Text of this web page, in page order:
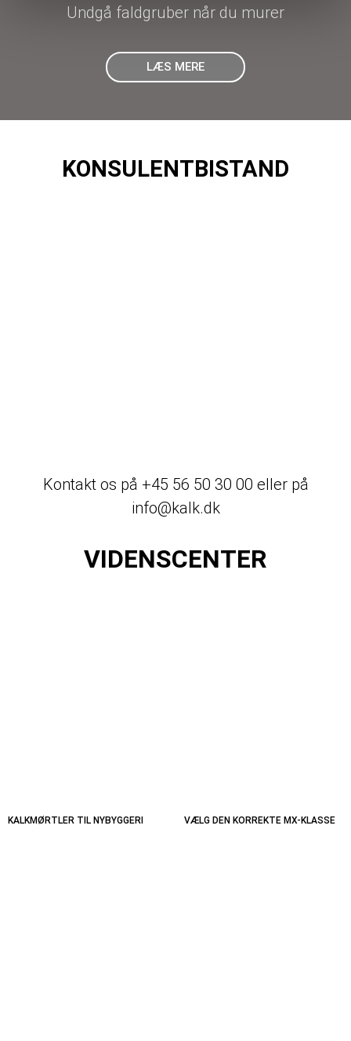
Undgå faldgruber når du murer
LÆS MERE
KONSULENTBISTAND
Kontakt os på +45 56 50 30 00 eller på
info@kalk.dk
VIDENSCENTER
KALKMØRTLER TIL NYBYGGERI VÆLG DEN KORREKTE MX-KLASSE